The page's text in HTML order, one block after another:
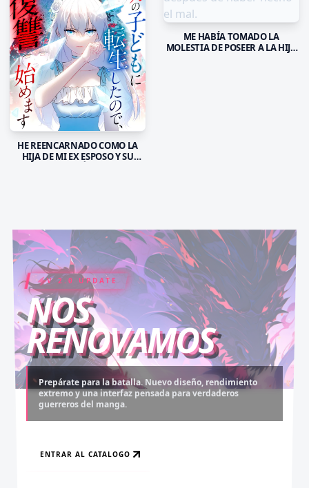
HE REENCARNADO COMO LA
HIJA DE MI EX ESPOSO Y SU
ME HABÍA TOMADO LA
MOLESTIA DE POSEER A LA HIJA
V 2.0 UPDATE
NOS
RENOVAMOS
Prepárate para la batalla. Nuevo diseño, rendimiento
extremo y una interfaz pensada para verdaderos
guerreros del manga.
ENTRAR AL CATALOGO
COIN RUSH
Desbloquea capítulos legendarios. Recarga tus monedas
y accede al contenido más exclusivo sin límites.
RECARGAR AHORA
ELITE PASS
Asciende al rango máximo. Experiencia sin anuncios,
descargas infinitas y acceso anticipado.
VER BENEFICIOS